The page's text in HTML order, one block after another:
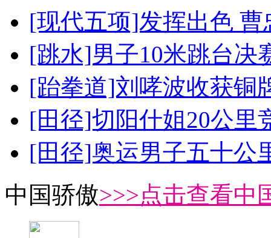
[现代五项]发挥出色
[跳水]男子10米跳台决
[跆拳道]刘哮波收获铜
[田径]切阳什姐20公里
[田径]奥运男子五十公
中国骄傲>>>点击查看中